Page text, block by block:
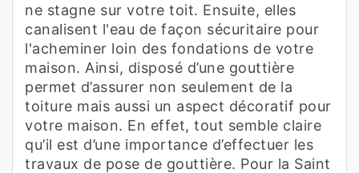
ne stagne sur votre toit. Ensuite, elles
canalisent l'eau de façon sécuritaire pour
l'acheminer loin des fondations de votre
maison. Ainsi, disposé d’une gouttière
permet d’assurer non seulement de la
toiture mais aussi un aspect décoratif pour
votre maison. En effet, tout semble claire
qu’il est d’une importance d’effectuer les
travaux de pose de gouttière. Pour la Saint